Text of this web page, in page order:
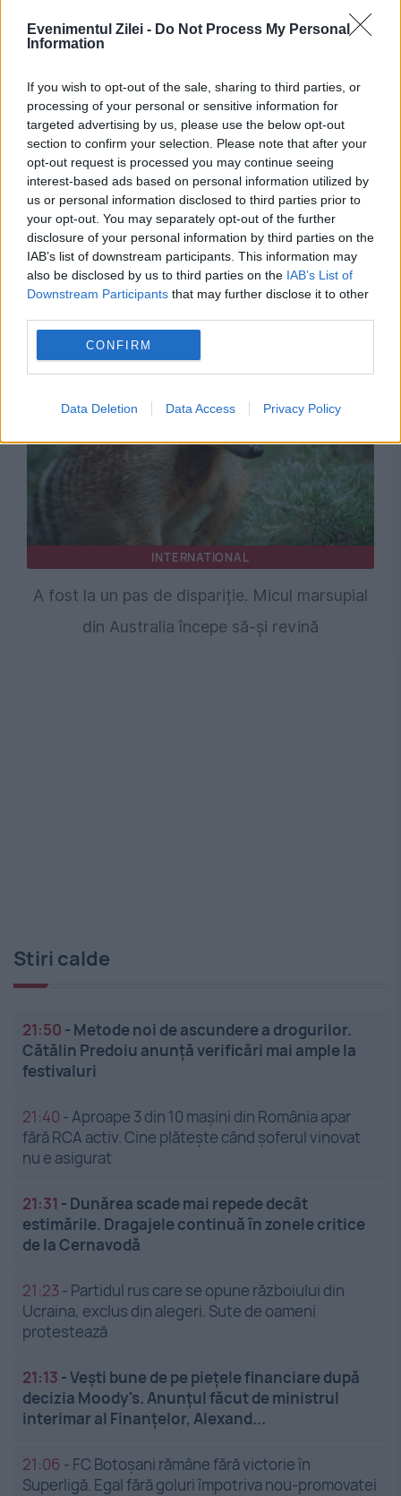
Evenimentul Zilei - Do Not Process My Personal
Information
If you wish to opt-out of the sale, sharing to third parties, or
processing of your personal or sensitive information for
targeted advertising by us, please use the below opt-out
section to confirm your selection. Please note that after your
opt-out request is processed you may continue seeing
interest-based ads based on personal information utilized by
us or personal information disclosed to third parties prior to
your opt-out. You may separately opt-out of the further
disclosure of your personal information by third parties on the
IAB’s list of downstream participants. This information may
also be disclosed by us to third parties on the IAB’s List of
Downstream Participants that may further disclose it to other
CONFIRM
Data Deletion Data Access Privacy Policy
Alerte aeriene lângă proprietatea lui Donald
Trump. NORAD a interceptat două avioane în
INTERNATIONAL
Riadul redesenează Orientul Mijlociu
INTERNATIONAL
A fost la un pas de dispariție. Micul marsupial
din Australia începe să-și revină
Stiri calde
21:50 - Metode noi de ascundere a drogurilor.
Cătălin Predoiu anunță verificări mai ample la
festivaluri
21:40 -Aproape 3 din 10 mașini din România apar
fără RCA activ. Cine plătește când șoferul vinovat
nu e asigurat
21:31 - Dunărea scade mai repede decât
estimările. Dragajele continuă în zonele critice
de la Cernavodă
21:23 - Partidul rus care se opune războiului din
Ucraina, exclus din alegeri. Sute de oameni
protestează
21:13 -Vești bune de pe piețele financiare după
decizia Moody's. Anunțul făcut de ministrul
interimar al Finanțelor, Alexand...
21:06 - FC Botoșani rămâne fără victorie în
Superligă. Egal fără goluri împotriva nou-promovatei